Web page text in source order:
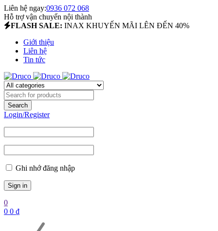
Liên hệ ngay:0936 072 068
Hỗ trợ vận chuyển nội thành
FLASH SALE: INAX KHUYẾN MÃI LÊN ĐẾN 40%
Giới thiệu
Liên hệ
Tin tức
Login/Register
Ghi nhớ đăng nhập
0
0 0 ₫